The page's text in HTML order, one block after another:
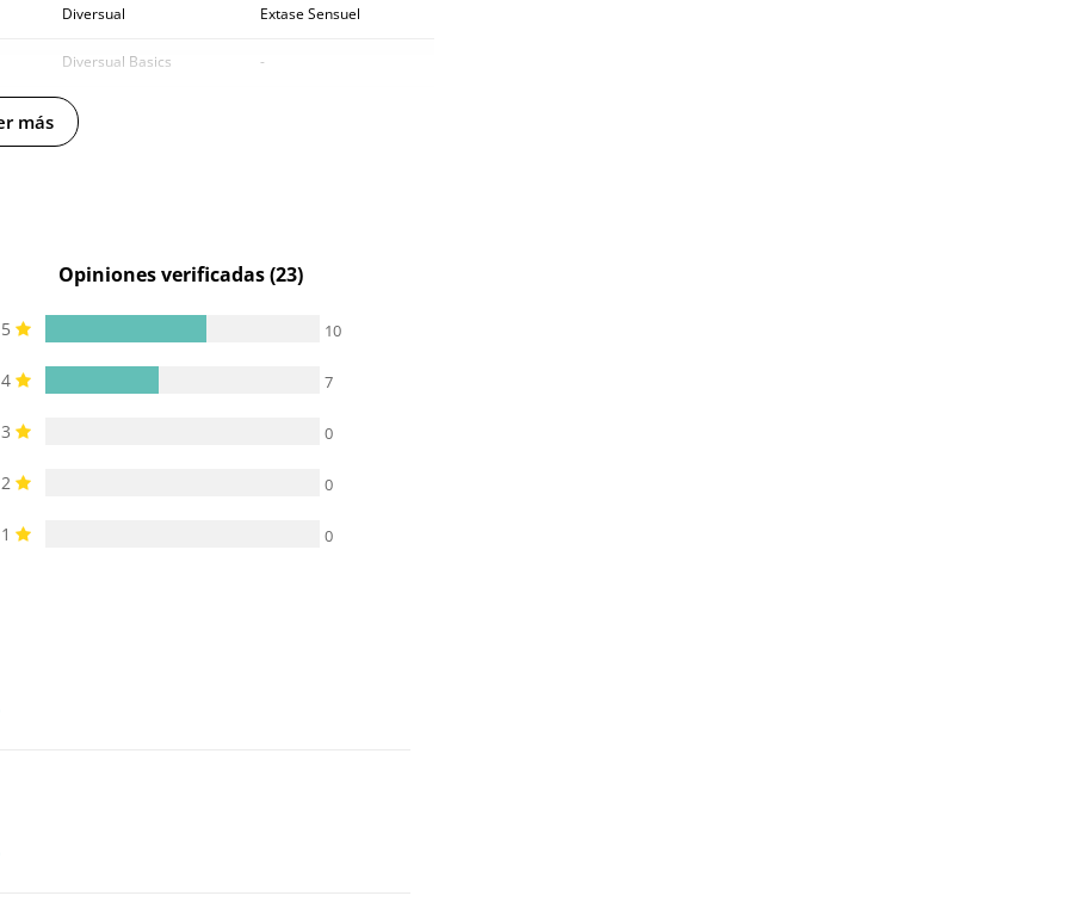
Diversual Extase Sensuel
Diversual Basics -
200 ml
más
Opiniones verificadas (23)
5 10
4 7
3 0
2 0
1 0